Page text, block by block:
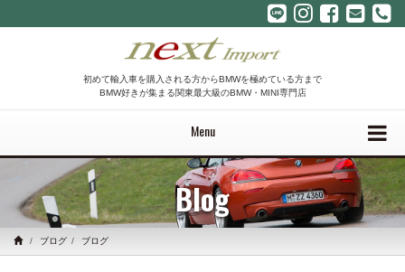
初めて輸入車を購入される方からBMWを極めている方まで
BMW好きが集まる関東最大級のBMW・MINI専門店
Menu
Blog
ブログ ブログ